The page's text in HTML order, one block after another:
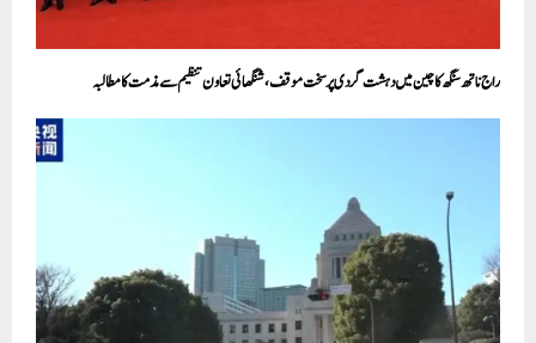
راج ناتھ سنگھ کا چین میں دہشت گردی پر سخت موقف، شنگھائی تعاون تنظیم سے مذمت کا مطالبہ